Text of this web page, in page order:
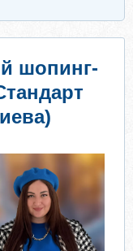
шопинг-